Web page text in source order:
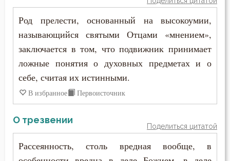
Ересь
Женщина
Жизнь вечная
Забота
Иоанн Мосх
Ириней Лионский
Исаак Сирин Ниневийский
Исихий Иерусалимский
Род прелести, основанный на высокоумии,
называющийся святыми Отцами «мнением»,
заключается в том, что подвижник принимает
ложные понятия о духовных предметах и о
себе, считая их истинными.
В избранное Первоисточник
О трезвении
Поделиться цитатой
Рассеянность, столь вредная вообще, в